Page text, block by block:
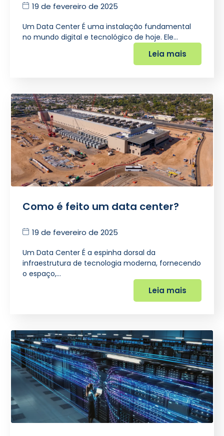
19 de fevereiro de 2025
Um Data Center É uma instalação fundamental
no mundo digital e tecnológico de hoje. Ele…
Leia mais
Como é feito um data center?
19 de fevereiro de 2025
Um Data Center É a espinha dorsal da
infraestrutura de tecnologia moderna, fornecendo
o espaço,…
Leia mais